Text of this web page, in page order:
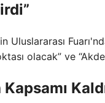
Uluslararası
olacak” ve